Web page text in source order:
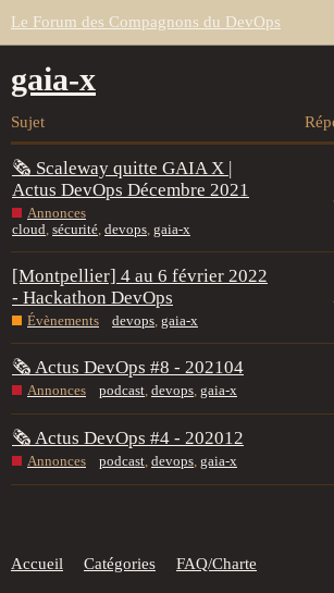
Le Forum des Compagnons du DevOps
gaia-x
Sujet
🗞 Scaleway quitte GAIA X |
Actus DevOps Décembre 2021
Annonces
cloud, sécurité, devops, gaia-x
[Montpellier] 4 au 6 février 2022
- Hackathon DevOps
Évènements devops, gaia-x
🗞 Actus DevOps #8 - 202104
Annonces podcast, devops, gaia-x
🗞 Actus DevOps #4 - 202012
Annonces podcast, devops, gaia-x
Accueil Catégories FAQ/Charte